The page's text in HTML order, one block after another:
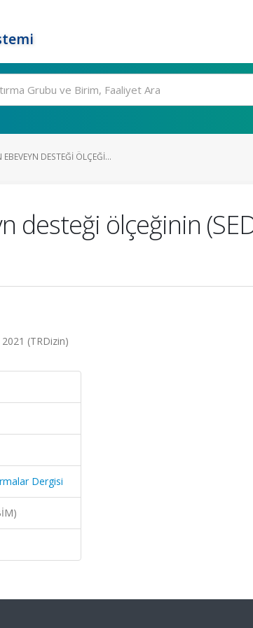
DESTEĞI ÖLÇEĞI...
desteği ölçeğinin
(TRDizin)
Dergisi